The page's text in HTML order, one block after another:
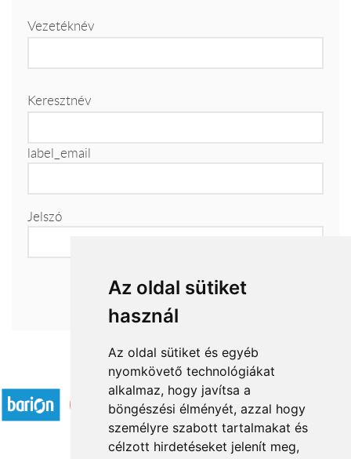
Az oldal sütiket
használ
Az oldal sütiket és egyéb
nyomkövető technológiákat
alkalmaz, hogy javítsa a
böngészési élményét, azzal hogy
személyre szabott tartalmakat és
célzott hirdetéseket jelenít meg,
Vezetéknév
Keresztnév
label_email
Jelszó
Elfogadott fizetési módok